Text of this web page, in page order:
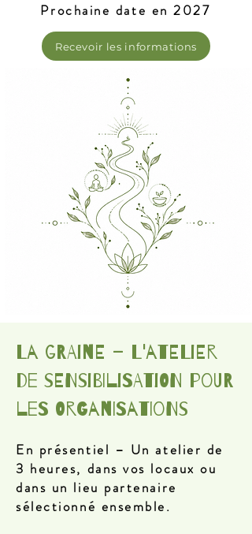
Prochaine date en 2027​​
Recevoir les informations
La Graine – L'atelier
de sensibilisation pour
les organisations
En présentiel – Un atelier de
3 heures, dans vos locaux ou
dans un lieu partenaire
sélectionné ensemble.